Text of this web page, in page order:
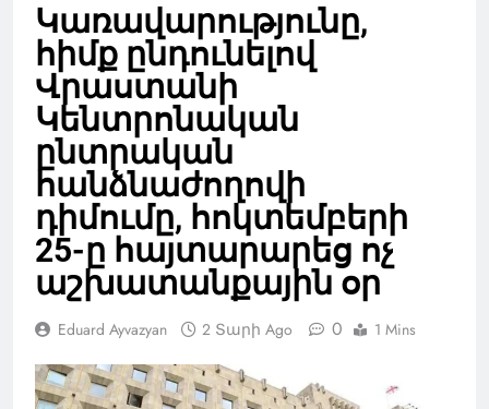
Կառավարությունը,
հիմք ընդունելով
Վրաստանի
Կենտրոնական
ընտրական
հանձնաժողովի
դիմումը, հոկտեմբերի
25-ը հայտարարեց ոչ
աշխատանքային օր
Eduard Ayvazyan 2 Տարի Ago 0 1 Mins